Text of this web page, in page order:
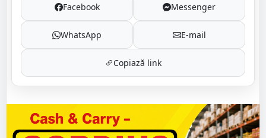
Facebook Messenger
WhatsApp E-mail
Copiază link